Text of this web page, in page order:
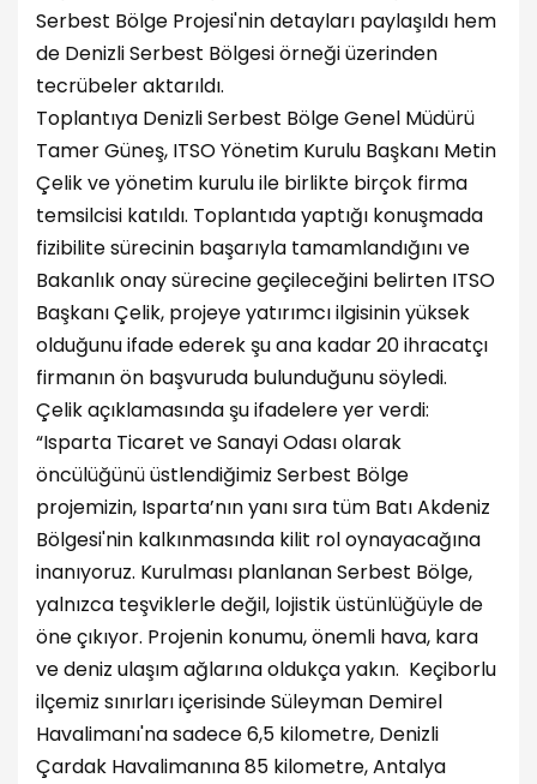
Serbest Bölge Projesi'nin detayları paylaşıldı hem
de Denizli Serbest Bölgesi örneği üzerinden
tecrübeler aktarıldı.
Toplantıya Denizli Serbest Bölge Genel Müdürü
Tamer Güneş, ITSO Yönetim Kurulu Başkanı Metin
Çelik ve yönetim kurulu ile birlikte birçok firma
temsilcisi katıldı. Toplantıda yaptığı konuşmada
fizibilite sürecinin başarıyla tamamlandığını ve
Bakanlık onay sürecine geçileceğini belirten ITSO
Başkanı Çelik, projeye yatırımcı ilgisinin yüksek
olduğunu ifade ederek şu ana kadar 20 ihracatçı
firmanın ön başvuruda bulunduğunu söyledi.
Çelik açıklamasında şu ifadelere yer verdi:
“Isparta Ticaret ve Sanayi Odası olarak
öncülüğünü üstlendiğimiz Serbest Bölge
projemizin, Isparta’nın yanı sıra tüm Batı Akdeniz
Bölgesi'nin kalkınmasında kilit rol oynayacağına
inanıyoruz. Kurulması planlanan Serbest Bölge,
yalnızca teşviklerle değil, lojistik üstünlüğüyle de
öne çıkıyor. Projenin konumu, önemli hava, kara
ve deniz ulaşım ağlarına oldukça yakın. Keçiborlu
ilçemiz sınırları içerisinde Süleyman Demirel
Havalimanı'na sadece 6,5 kilometre, Denizli
Çardak Havalimanına 85 kilometre, Antalya